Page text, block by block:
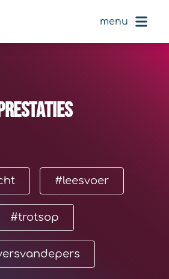
menu
#leesvoer
#trotsop